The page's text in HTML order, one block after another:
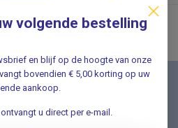
en ontvang als eerste
volgende bestelling
en blijf op de hoogte van onze
bovendien € 5,00 korting op uw
aankoop.
u direct per e-mail.